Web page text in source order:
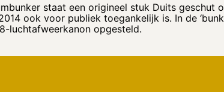
staat een origineel stuk Duits
ook voor publiek toegankelijk is. In de
luchtafweerkanon opgesteld.